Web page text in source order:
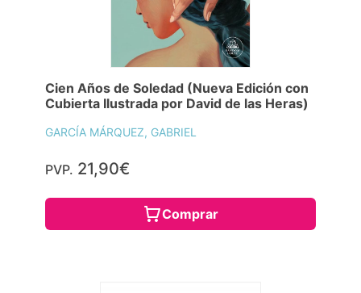
Cien Años de Soledad (Nueva Edición con
Cubierta Ilustrada por David de las Heras)
GARCÍA MÁRQUEZ, GABRIEL
PVP. 21,90€
Comprar